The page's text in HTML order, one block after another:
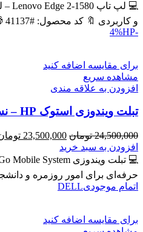
43,600,000 تومان
و کاربردی 🔖 کد محصول: #41137 🎁 #ارسال_رایگان
-4%
HP
برای مقایسه اضافه کنید
مشاهده سریع
افزودن به علاقه مندی
تبلت ویندوزی استوک HP – نسل ۷ با صفحه لمسی IPS
24,500,000 تومان قیمت
اصلی
24,500,000
23,500,000
افزودن به سبد خرید
حرفه‌ای برای امور روزمره و
اتمام موجودیDELL
برای مقایسه اضافه کنید